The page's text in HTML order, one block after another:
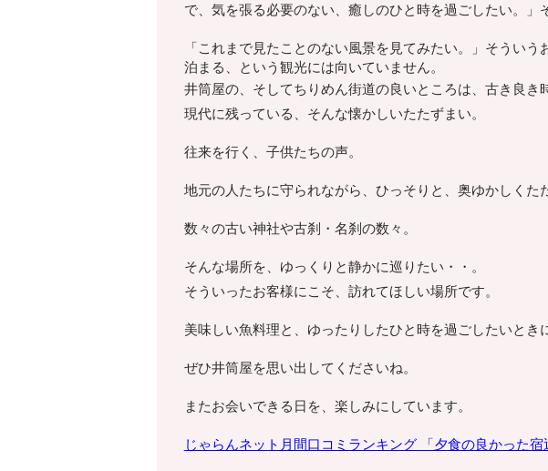
で、気を張る必要のない、癒しのひと時を過ごしたい。」
「これまで見たことのない風景を見てみたい。」そうい
泊まる、という観光には向いていません。
井筒屋の、そしてちりめん街道の良いところは、古き良き
現代に残っている、そんな懐かしいたたずまい。
往来を行く、子供たちの声。
地元の人たちに守られながら、ひっそりと、奥ゆかしくた
数々の古い神社や古刹・名刹の数々。
そんな場所を、ゆっくりと静かに巡りたい・・。
そういったお客様にこそ、訪れてほしい場所です。
美味しい魚料理と、ゆったりしたひと時を過ごしたいとき
ぜひ井筒屋を思い出してくださいね。
またお会いできる日を、楽しみにしています。
じゃらんネット月間口コミランキング 「夕食の良かった宿